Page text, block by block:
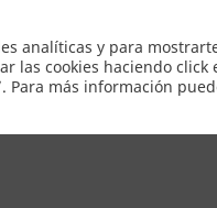
analíticas y para
las cookies haciendo
Para más información